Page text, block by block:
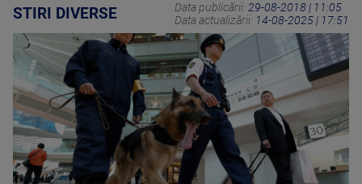
STIRI DIVERSE Data publicării: 29-08-2018 | 11:05
Data actualizării: 14-08-2025 | 17:51